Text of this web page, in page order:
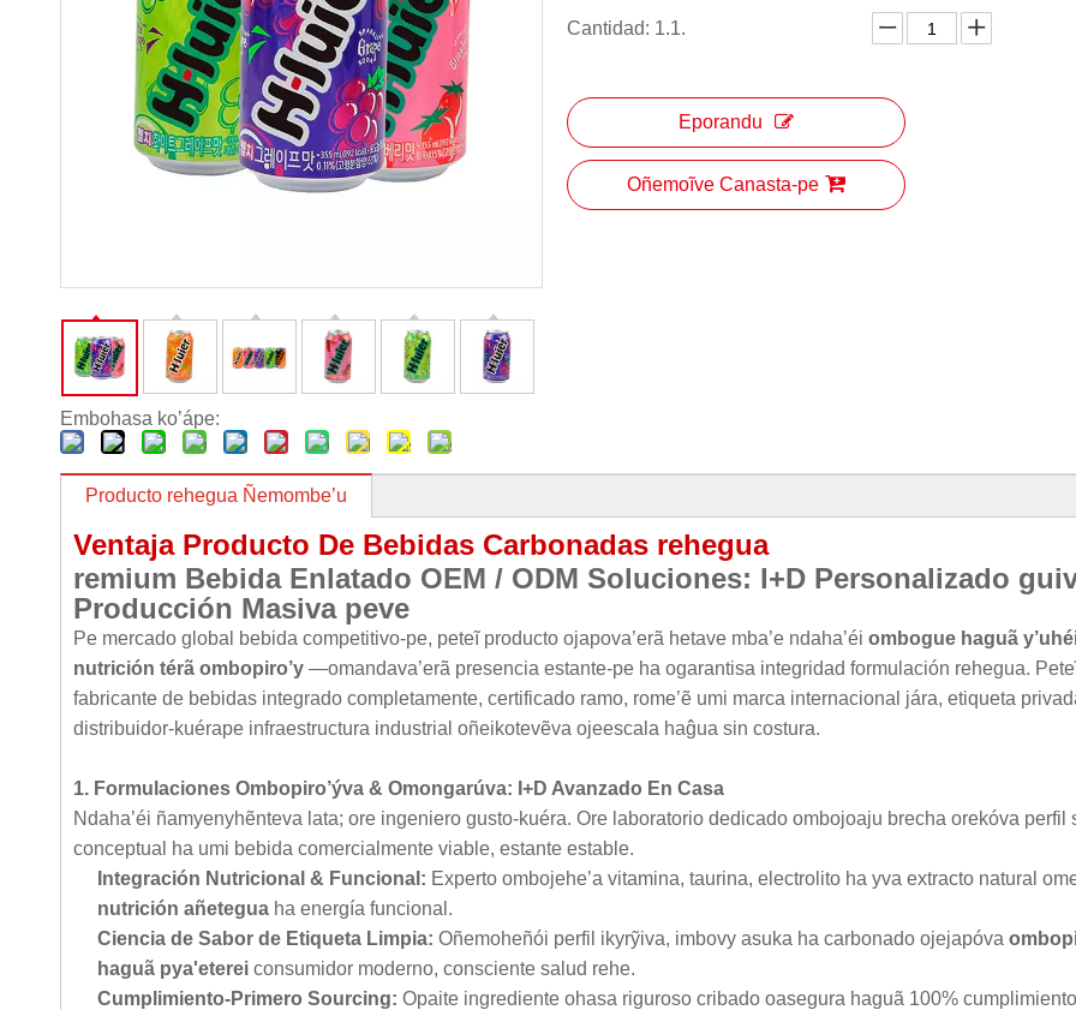
Embohasa ko’ápe:
Cantidad: 1.1.
Eporandu
Oñemoĩve Canasta-pe
Producto rehegua Ñemombe’u
Ventaja Producto De Bebidas Carbonadas rehegua
remium Bebida Enlatado OEM / ODM Soluciones: I+D Personalizado
Producción Masiva peve
Pe mercado global bebida competitivo-pe, peteĩ producto ojapova’erã hetave mba’e ndaha’éi ombogue haguã
nutrición térã ombopiro’y —omandava’erã presencia estante-pe ha ogarantisa integridad formulación rehegua.
fabricante de bebidas integrado completamente, certificado ramo, rome’ẽ umi marca internacional jára, etiqueta
distribuidor-kuérape infraestructura industrial oñeikotevẽva ojeescala haĝua sin costura.
1. Formulaciones Ombopiro’ýva & Omongarúva: I+D Avanzado En Casa
Ndaha’éi ñamyenyhẽnteva lata; ore ingeniero gusto-kuéra. Ore laboratorio dedicado ombojoaju brecha orekóva perfil
conceptual ha umi bebida comercialmente viable, estante estable.
Integración Nutricional & Funcional: Experto ombojehe’a vitamina, taurina, electrolito ha yva extracto natural
nutrición añetegua ha energía funcional.
Ciencia de Sabor de Etiqueta Limpia: Oñemoheñói perfil ikyrỹiva, imbovy asuka ha carbonado ojejapóva
haguã pya'eterei consumidor moderno, consciente salud rehe.
Cumplimiento-Primero Sourcing: Opaite ingrediente ohasa riguroso cribado oasegura haguã 100% cumplimiento